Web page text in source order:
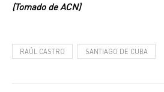
(Tomado de ACN)
RAÚL CASTRO SANTIAGO DE CUBA